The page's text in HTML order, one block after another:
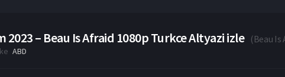
– Beau Is Afraid 1080p Turkce Altyazi izle (Beau Is
ABD